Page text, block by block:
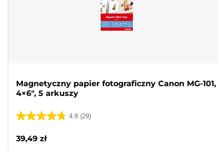
Magnetyczny papier fotograficzny Canon MG-101,
4×6", 5 arkuszy
4.8 (29)
4.8
5
39,49 zł